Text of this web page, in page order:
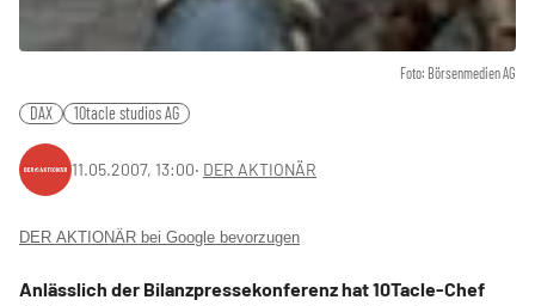
Foto: Börsenmedien AG
DAX 10tacle studios AG
11.05.2007, 13:00‧ DER AKTIONÄR
DER AKTIONÄR bei Google bevorzugen
Anlässlich der Bilanzpressekonferenz hat 10Tacle-Chef